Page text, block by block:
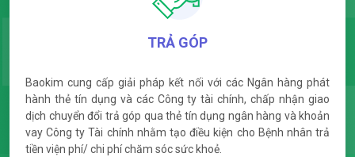
TRẢ GÓP
Baokim cung cấp giải pháp kết nối với các Ngân hàng phát
hành thẻ tín dụng và các Công ty tài chính, chấp nhận giao
dịch chuyển đổi trả góp qua thẻ tín dụng ngân hàng và khoản
vay Công ty Tài chính nhằm tạo điều kiện cho Bệnh nhân trả
tiền viện phí/ chi phí chăm sóc sức khoẻ.